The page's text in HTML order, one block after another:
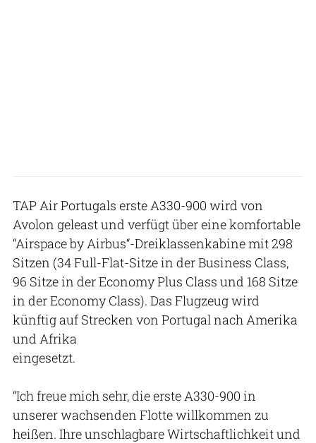
TAP Air Portugals erste A330-900 wird von
Avolon geleast und verfügt über eine komfortable
“Airspace by Airbus“-Dreiklassenkabine mit 298
Sitzen (34 Full-Flat-Sitze in der Business Class,
96 Sitze in der Economy Plus Class und 168 Sitze
in der Economy Class). Das Flugzeug wird
künftig auf Strecken von Portugal nach Amerika
und Afrika
eingesetzt.
“Ich freue mich sehr, die erste A330-900 in
unserer wachsenden Flotte willkommen zu
heißen. Ihre unschlagbare Wirtschaftlichkeit und